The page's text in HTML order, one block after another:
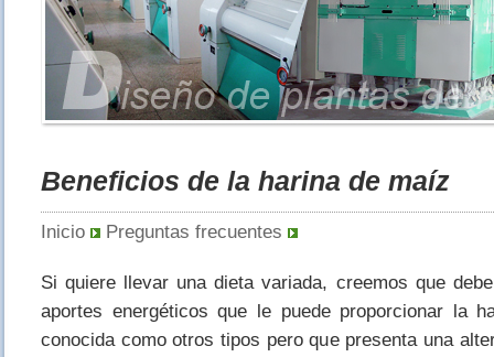
Beneficios de la harina de maíz
Inicio Preguntas frecuentes
Si quiere llevar una dieta variada, creemos que
aportes energéticos que le puede proporcionar la
conocida como otros tipos pero que presenta una